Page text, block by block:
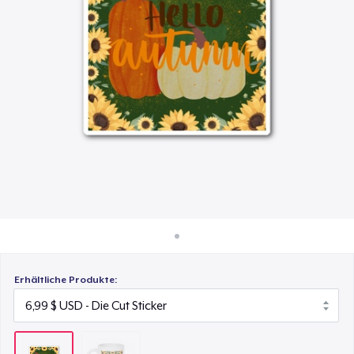
Überall verkaufen
Etwas verkaufen
Erhältliche Produkte: